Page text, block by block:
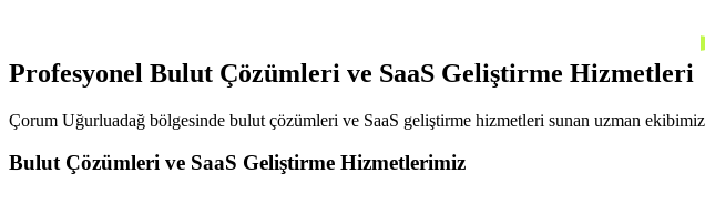
Profesyonel Bulut Çözümleri ve SaaS Geliştirme Hizmetleri
Çorum Uğurluadağ bölgesinde bulut çözümleri ve SaaS geliştirme hizmetleri sunan uzman
Bulut Çözümleri ve SaaS Geliştirme Hizmetlerimiz